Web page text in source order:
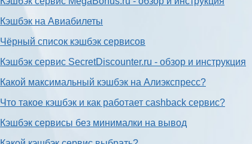
Кэшбэк на Авиабилеты
Чёрный список кэшбэк сервисов
Кэшбэк сервис SecretDiscounter.ru - обзор и инструкция
Какой максимальный кэшбэк на Алиэкспресс?
Что такое кэшбэк и как работает cashback сервис?
Кэшбэк сервисы без минималки на вывод